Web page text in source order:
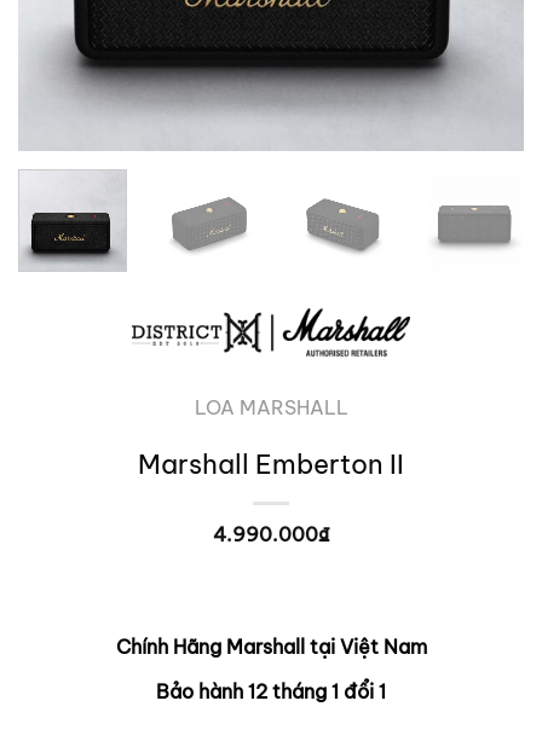
LOA MARSHALL
Marshall Emberton II
4.990.000₫
Chính Hãng Marshall tại Việt Nam
Bảo hành 12 tháng 1 đổi 1